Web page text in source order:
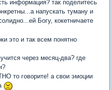
информация? так поделитесь
напускать туману и
Богу, кокетничаете
это и так всем понятно
через месяц-два? где
то говорите! а свои эмоции